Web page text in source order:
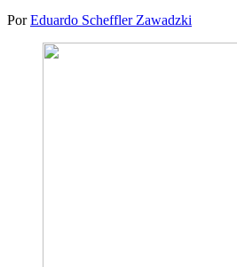
PorEduardo Scheffler Zawadzki